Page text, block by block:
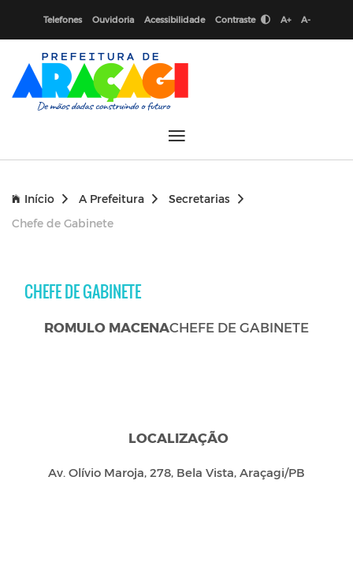
Telefones Ouvidoria Acessibilidade Contraste A+ A-
Início A Prefeitura
Secretarias
Chefe de Gabinete
CHEFE DE GABINETE
ROMULO MACENACHEFE DE GABINETE
LOCALIZAÇÃO
Av. Olívio Maroja, 278, Bela Vista, Araçagi/PB